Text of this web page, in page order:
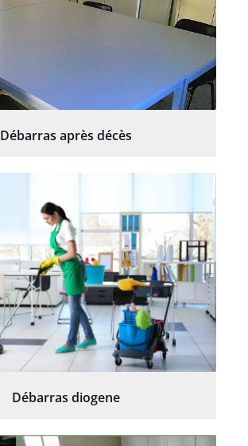
Débarras après décès
Débarras diogene